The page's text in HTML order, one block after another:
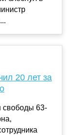
20 лет за
свободы 63-